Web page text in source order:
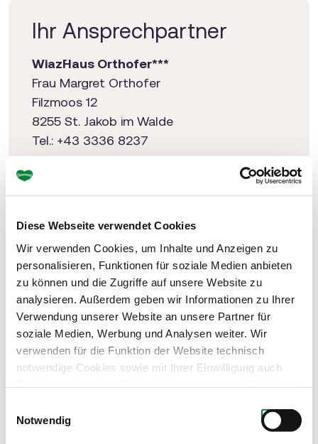
Diese Webseite verwendet Cookies
Wir verwenden Cookies, um Inhalte und Anzeigen zu
personalisieren, Funktionen für soziale Medien anbieten
zu können und die Zugriffe auf unsere Website zu
analysieren. Außerdem geben wir Informationen zu Ihrer
Verwendung unserer Website an unsere Partner für
soziale Medien, Werbung und Analysen weiter. Wir
verwenden für die Funktion der Website technisch
notwendige Cookies sowie mit Ihrer Einwilligung auch
zu personalisieren, Funktionen für soziale Medien
anbieten zu können, externe Inhalte einzubinden und
Notwendig
Ihr Ansprechpartner
Wiaz´Haus Orthofer***
Frau Margret Orthofer
Filzmoos 12
8255 St. Jakob im Walde
Tel.: +43 3336 8237
office@orthofer.at
www.orthofer.at